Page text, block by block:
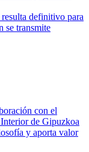
definitivo para
se transmite
con el
de Gipuzkoa
y aporta valor